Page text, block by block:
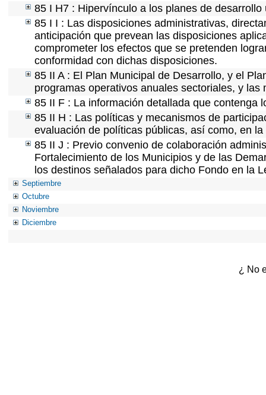
85 I H7 : Hipervínculo a los planes de desarrollo
85 I I : Las disposiciones administrativas,
anticipación que prevean las disposiciones
comprometer los efectos que se pretenden
conformidad con dichas disposiciones.
85 II A : El Plan Municipal de Desarrollo, y el
programas operativos anuales sectoriales, y
85 II F : La información detallada que contenga
85 II H : Las políticas y mecanismos de
evaluación de políticas públicas, así como, en
85 II J : Previo convenio de colaboración
Fortalecimiento de los Municipios y de las
los destinos señalados para dicho Fondo en la
Septiembre
Octubre
Noviembre
Diciembre
¿ No